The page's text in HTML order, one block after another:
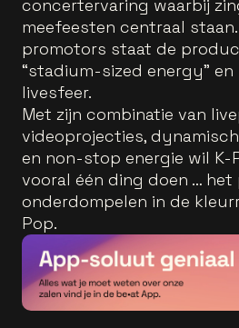
concertervaring waarbij
meefeesten centraal
promotors staat de
“stadium-sized energy” en
livesfeer.
Met zijn combinatie van
videoprojecties,
en non-stop energie wil K-
vooral één ding doen …
onderdompelen in de
Pop.